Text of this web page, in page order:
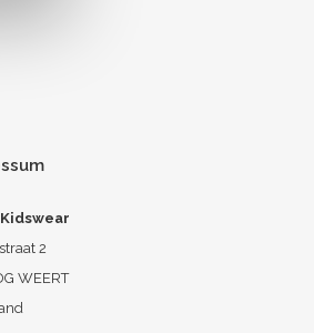
2
WEERT